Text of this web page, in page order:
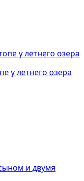
у летнего озера